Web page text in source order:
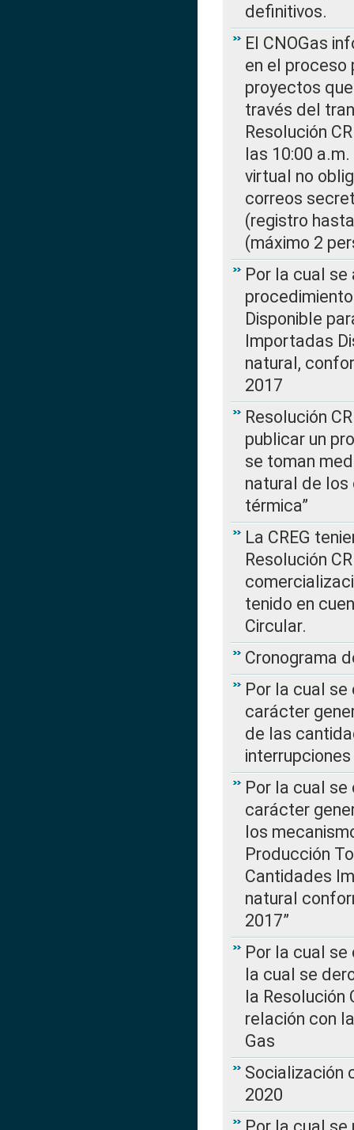
definitivos.
El CNOGas
en el proceso
proyectos
través del
Resolución
las 10:00
virtual no
correos
(registro
(máximo 2
Por la cual
Disponible
Importadas
natural,
2017
Resolución
publicar un
se toman
natural de los
térmica”
La CREG
Resolución
tenido en
Circular.
Cronograma
Por la cual
carácter
de las
Por la cual
carácter
los
Producción
Cantidades
natural
2017”
Por la cual
la cual se
la Resolución
relación con
Gas
Socialización
2020